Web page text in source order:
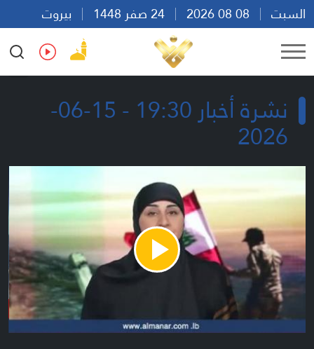
السبت
بيروت
09:28
Ar En Fr Es
نشرة أخبار 19:30 - 15-06-
2026
Play
Video